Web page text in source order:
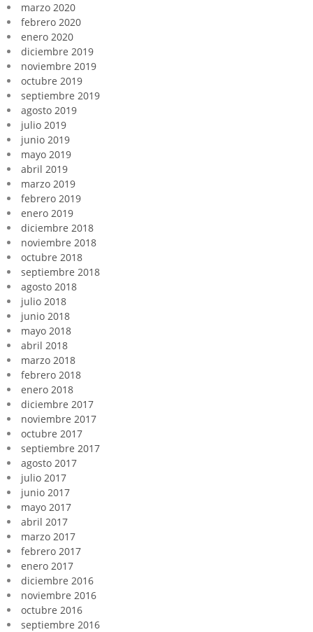
marzo 2020
febrero 2020
enero 2020
diciembre 2019
noviembre 2019
octubre 2019
septiembre 2019
agosto 2019
julio 2019
junio 2019
mayo 2019
abril 2019
marzo 2019
febrero 2019
enero 2019
diciembre 2018
noviembre 2018
octubre 2018
septiembre 2018
agosto 2018
julio 2018
junio 2018
mayo 2018
abril 2018
marzo 2018
febrero 2018
enero 2018
diciembre 2017
noviembre 2017
octubre 2017
septiembre 2017
agosto 2017
julio 2017
junio 2017
mayo 2017
abril 2017
marzo 2017
febrero 2017
enero 2017
diciembre 2016
noviembre 2016
octubre 2016
septiembre 2016